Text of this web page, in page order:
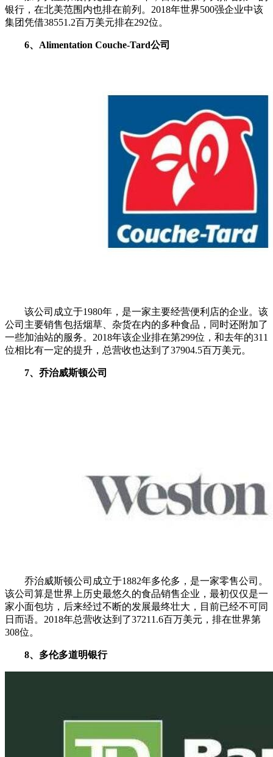
银行，在北美范围内也排在前列。2018年世界500强企业中该
集团凭借38551.2百万美元排在292位。
6、Alimentation Couche-Tard公司
该公司成立于1980年，是一家主要经营便利店的企业。该
公司主要销售包括烟草、杂货在内的多种食品，同时还附加了
一些加油站的服务。2018年该企业排在第299位，和去年的311
位相比有一定的提升，总营收也达到了37904.5百万美元。
7、乔治威斯顿公司
乔治威斯顿公司成立于1882年多伦多，是一家零售公司。
该公司算是世界上历史最悠久的食品销售企业，最初仅仅是一
家小面包坊，后来经过不断的发展最终壮大，目前已经不可同
日而语。2018年总营收达到了37211.6百万美元，排在世界第
308位。
8、多伦多道明银行